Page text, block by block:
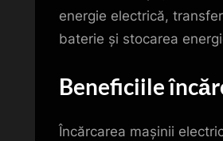
energie electrică,
baterie și stocarea
Beneficiile
Încărcarea mașinii